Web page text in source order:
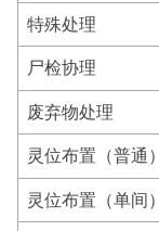
特殊处理
尸检协理
废弃物处理
灵位布置（普通）
灵位布置（单间）